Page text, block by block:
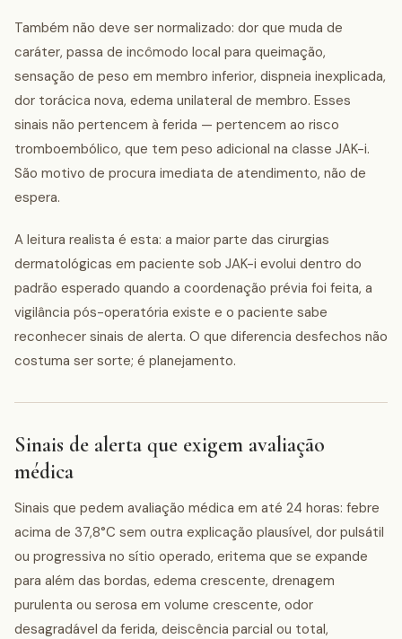
Também não deve ser normalizado: dor que muda de
caráter, passa de incômodo local para queimação,
sensação de peso em membro inferior, dispneia inexplicada,
dor torácica nova, edema unilateral de membro. Esses
sinais não pertencem à ferida — pertencem ao risco
tromboembólico, que tem peso adicional na classe JAK-i.
São motivo de procura imediata de atendimento, não de
espera.
A leitura realista é esta: a maior parte das cirurgias
dermatológicas em paciente sob JAK-i evolui dentro do
padrão esperado quando a coordenação prévia foi feita, a
vigilância pós-operatória existe e o paciente sabe
reconhecer sinais de alerta. O que diferencia desfechos não
costuma ser sorte; é planejamento.
Sinais de alerta que exigem avaliação
médica
Sinais que pedem avaliação médica em até 24 horas: febre
acima de 37,8°C sem outra explicação plausível, dor pulsátil
ou progressiva no sítio operado, eritema que se expande
para além das bordas, edema crescente, drenagem
purulenta ou serosa em volume crescente, odor
desagradável da ferida, deiscência parcial ou total,